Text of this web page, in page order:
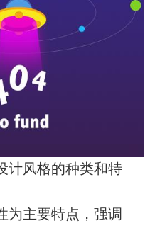
计风格的种类和特
为主要特点，强调